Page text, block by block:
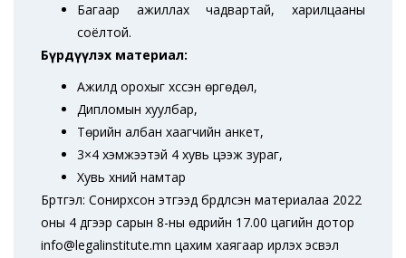
Багаар ажиллах чадвартай, харилцааны
соёлтой.
Бүрдүүлэх материал:
Ажилд орохыг хүссэн өргөдөл,
Дипломын хуулбар,
Төрийн албан хаагчийн анкет,
3×4 хэмжээтэй 4 хувь цээж зураг,
Хувь хүний намтар
Бүртгэл: Сонирхсон этгээд бүрдүүлсэн материалаа 2022
оны 4 дүгээр сарын 8-ны өдрийн 17.00 цагийн дотор
info@legalinstitute.mn цахим хаягаар ирүүлэх эсвэл